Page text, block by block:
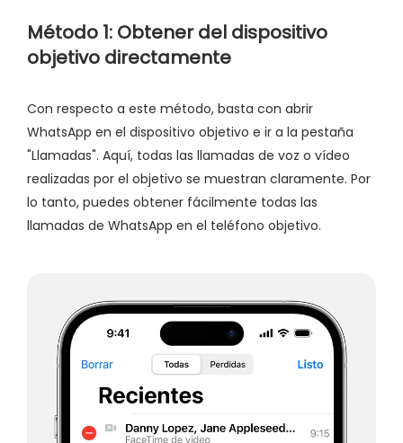
Método 1: Obtener del dispositivo
objetivo directamente
Con respecto a este método, basta con abrir
WhatsApp en el dispositivo objetivo e ir a la pestaña
"Llamadas". Aquí, todas las llamadas de voz o vídeo
realizadas por el objetivo se muestran claramente. Por
lo tanto, puedes obtener fácilmente todas las
llamadas de WhatsApp en el teléfono objetivo.